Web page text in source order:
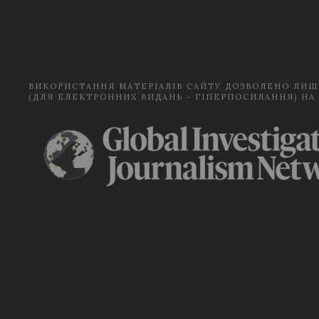
ВИКОРИСТАННЯ МАТЕРІАЛІВ САЙТУ ДОЗВОЛЕНО
(ДЛЯ ЕЛЕКТРОННИХ ВИДАНЬ - ГІПЕРПОСИЛАННЯ) НА